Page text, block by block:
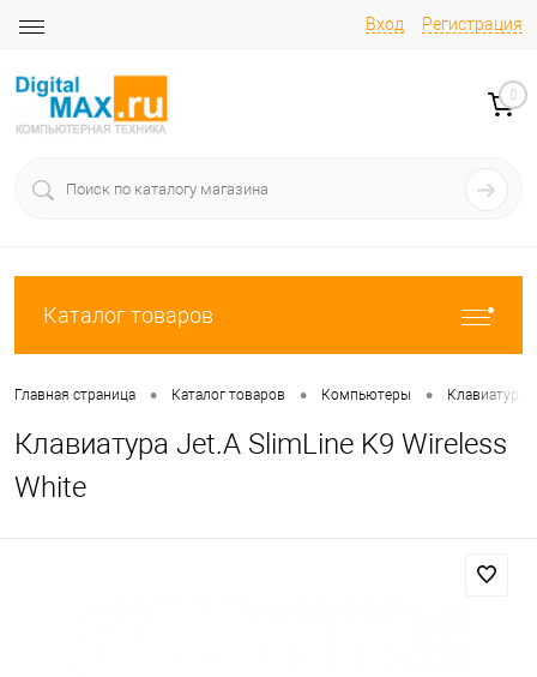
Вход Регистрация
0
Каталог товаров
Главная страница • Каталог товаров • Компьютеры • Клавиатуры
Клавиатура Jet.A SlimLine K9 Wireless
White